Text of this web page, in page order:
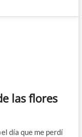
las flores
día que me perdí